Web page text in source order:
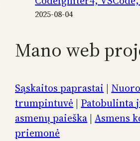
2025-08-04
Mano web
Sąskaitos paprastai |
trumpintuvė |
asmenų paieška |Asmens
priemonė